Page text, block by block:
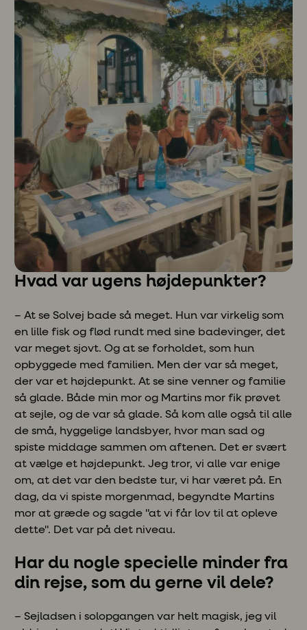
Hvad var ugens højdepunkter?
– At se Solvej bade så meget. Hun var virkelig som
en lille fisk og flød rundt med sine badevinger, det
var meget sjovt. Og at se forholdet, som hun
opbyggede med familien. Men der var så meget,
der var et højdepunkt. At se sine venner og familie
så glade. Både min mor og Martins mor fik prøvet
at sejle, og de var så glade. Så kom alle også til alle
de små, hyggelige landsbyer, hvor man sad og
spiste middage sammen om aftenen. Det er svært
at vælge et højdepunkt. Jeg tror, vi alle var enige
om, at det var den bedste tur, vi har været på. En
dag, da vi spiste morgenmad, begyndte Martins
mor at græde og sagde "at vi får lov til at opleve
dette". Det var på det niveau.
Har du nogle specielle minder fra
din rejse, som du gerne vil dele?
– Sejladsen i solopgangen var helt magisk, jeg vil